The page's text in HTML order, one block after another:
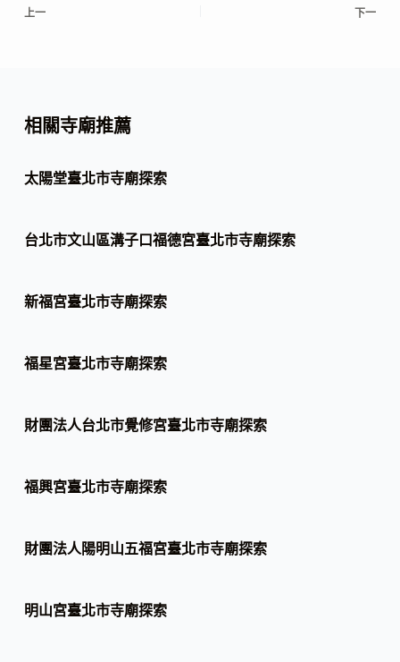
上一 下一
相關寺廟推薦
太陽堂臺北市寺廟探索
台北市文山區溝子口福德宮臺北市寺廟探索
新福宮臺北市寺廟探索
福星宮臺北市寺廟探索
財團法人台北市覺修宮臺北市寺廟探索
福興宮臺北市寺廟探索
財團法人陽明山五福宮臺北市寺廟探索
明山宮臺北市寺廟探索